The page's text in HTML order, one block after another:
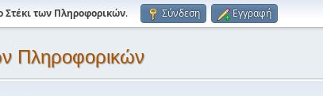
Στέκι των Πληροφορικών. Σύνδεση Εγγραφή
Πληροφορικών